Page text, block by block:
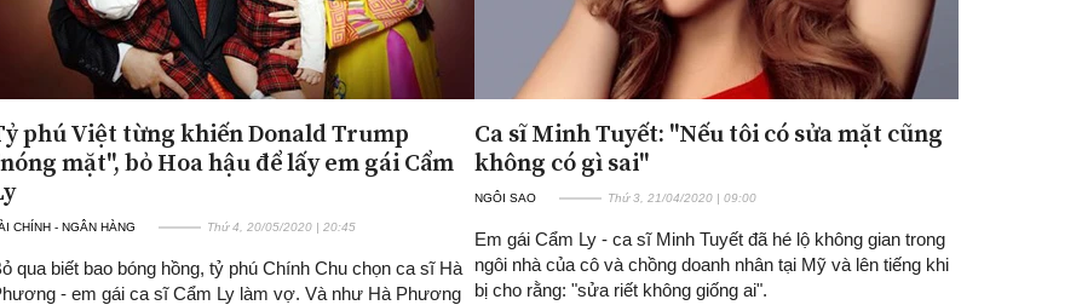
phú Việt từng khiến Donald Trump
mặt", bỏ Hoa hậu để lấy em gái Cẩm
CHÍNH - NGÂN HÀNG Thứ 4, 20/05/2020 | 20:45
qua biết bao bóng hồng, tỷ phú Chính Chu chọn ca sĩ Hà
- em gái ca sĩ Cẩm Ly làm vợ. Và như Hà Phương
Ca sĩ Minh Tuyết: "Nếu tôi có sửa mặt cũng
không có gì sai"
NGÔI SAO Thứ 3, 21/04/2020 | 09:00
Em gái Cẩm Ly - ca sĩ Minh Tuyết đã hé lộ không gian trong
ngôi nhà của cô và chồng doanh nhân tại Mỹ và lên tiếng khi
bị cho rằng: "sửa riết không giống ai".